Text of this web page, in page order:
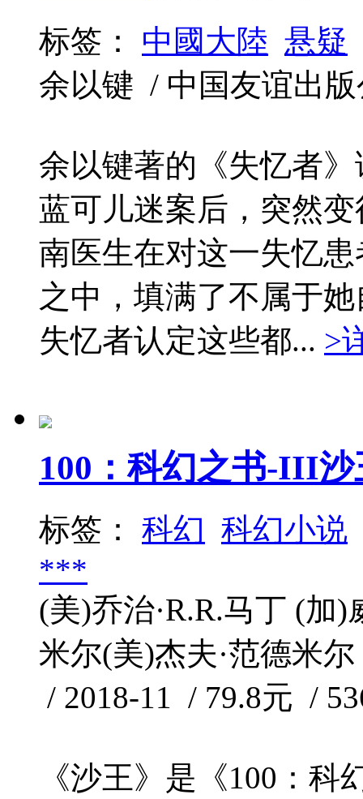
标签： 中國大陸 悬疑
余以键 / 中国友谊出
余以键著的《失忆者
蓝可儿迷案后，突然
南医生在对这一失忆
之中，填满了不属于
失忆者认定这些都... >
100：科幻之书-III沙
标签： 科幻 科幻小说
***
(美)乔治·R.R.马丁 (加
米尔(美)杰夫·范德米
/ 2018-11 / 79.8元 /
《沙王》是《100：